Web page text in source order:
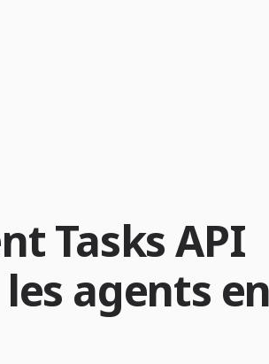
Tasks API
agents